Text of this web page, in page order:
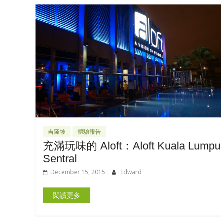
吉隆坡 體驗報告
充滿玩味的 Aloft：Aloft Kuala
Sentral
December 15, 2015 Edward
閱讀更多